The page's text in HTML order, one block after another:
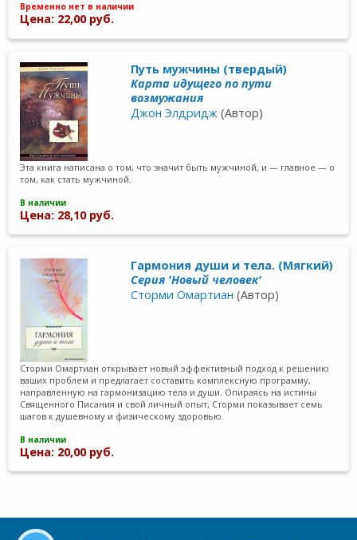
Временно нет в наличии
Цена: 22,00 руб.
Путь мужчины (твердый)
Карта идущего по пути
возмужания
Джон Элдридж (Автор)
Эта книга написана о том, что значит быть мужчиной, и — главное — о
том, как стать мужчиной.
В наличии
Цена: 28,10 руб.
Гармония души и тела. (Мягкий)
Серия 'Новый человек'
Сторми Омартиан (Автор)
Сторми Омартиан открывает новый эффективный подход к решению
ваших проблем и предлагает составить комплексную программу,
направленную на гармонизацию тела и души. Опираясь на истины
Священного Писания и свой личный опыт, Сторми показывает семь
шагов к душевному и физическому здоровью.
В наличии
Цена: 20,00 руб.